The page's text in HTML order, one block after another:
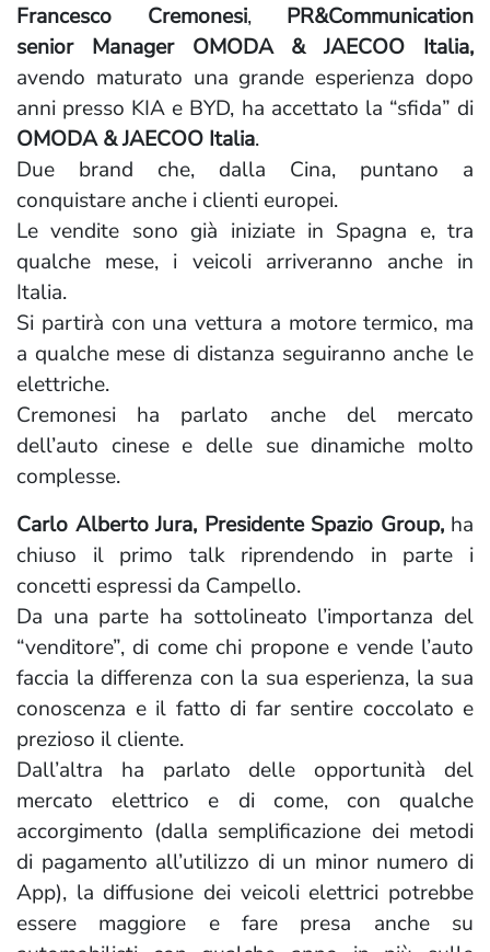
Francesco Cremonesi,PR&Communication
senior Manager OMODA & JAECOO Italia,
avendo maturato una grande esperienza dopo
anni presso KIA e BYD, ha accettato la “sfida” di
OMODA & JAECOO Italia.
Due brand che, dalla Cina, puntano a
conquistare anche i clienti europei.
Le vendite sono già iniziate in Spagna e, tra
qualche mese, i veicoli arriveranno anche in
Italia.
Si partirà con una vettura a motore termico, ma
a qualche mese di distanza seguiranno anche le
elettriche.
Cremonesi ha parlato anche del mercato
dell’auto cinese e delle sue dinamiche molto
complesse.
Carlo Alberto Jura, Presidente Spazio Group,ha
chiuso il primo talk riprendendo in parte i
concetti espressi da Campello.
Da una parte ha sottolineato l’importanza del
“venditore”, di come chi propone e vende l’auto
faccia la differenza con la sua esperienza, la sua
conoscenza e il fatto di far sentire coccolato e
prezioso il cliente.
Dall’altra ha parlato delle opportunità del
mercato elettrico e di come, con qualche
accorgimento (dalla semplificazione dei metodi
di pagamento all’utilizzo di un minor numero di
App), la diffusione dei veicoli elettrici potrebbe
essere maggiore e fare presa anche su